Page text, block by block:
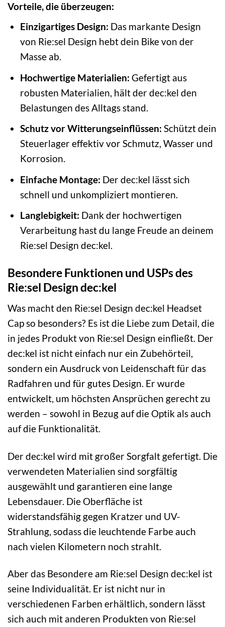
Vorteile, die überzeugen:
Einzigartiges Design: Das markante Design
von Rie:sel Design hebt dein Bike von der
Masse ab.
Hochwertige Materialien: Gefertigt aus
robusten Materialien, hält der dec:kel den
Belastungen des Alltags stand.
Schutz vor Witterungseinflüssen: Schützt dein
Steuerlager effektiv vor Schmutz, Wasser und
Korrosion.
Einfache Montage: Der dec:kel lässt sich
schnell und unkompliziert montieren.
Langlebigkeit: Dank der hochwertigen
Verarbeitung hast du lange Freude an deinem
Rie:sel Design dec:kel.
Besondere Funktionen und USPs des
Rie:sel Design dec:kel
Was macht den Rie:sel Design dec:kel Headset
Cap so besonders? Es ist die Liebe zum Detail, die
in jedes Produkt von Rie:sel Design einfließt. Der
dec:kel ist nicht einfach nur ein Zubehörteil,
sondern ein Ausdruck von Leidenschaft für das
Radfahren und für gutes Design. Er wurde
entwickelt, um höchsten Ansprüchen gerecht zu
werden – sowohl in Bezug auf die Optik als auch
auf die Funktionalität.
Der dec:kel wird mit großer Sorgfalt gefertigt. Die
verwendeten Materialien sind sorgfältig
ausgewählt und garantieren eine lange
Lebensdauer. Die Oberfläche ist
widerstandsfähig gegen Kratzer und UV-
Strahlung, sodass die leuchtende Farbe auch
nach vielen Kilometern noch strahlt.
Aber das Besondere am Rie:sel Design dec:kel ist
seine Individualität. Er ist nicht nur in
verschiedenen Farben erhältlich, sondern lässt
sich auch mit anderen Produkten von Rie:sel